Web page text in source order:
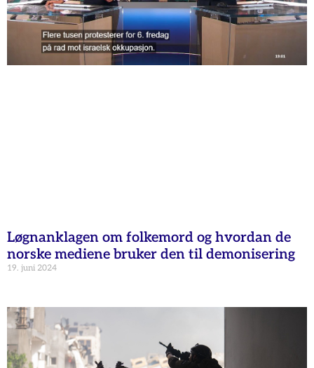
Løgnanklagen om folkemord og hvordan de
norske mediene bruker den til demonisering
19. juni 2024